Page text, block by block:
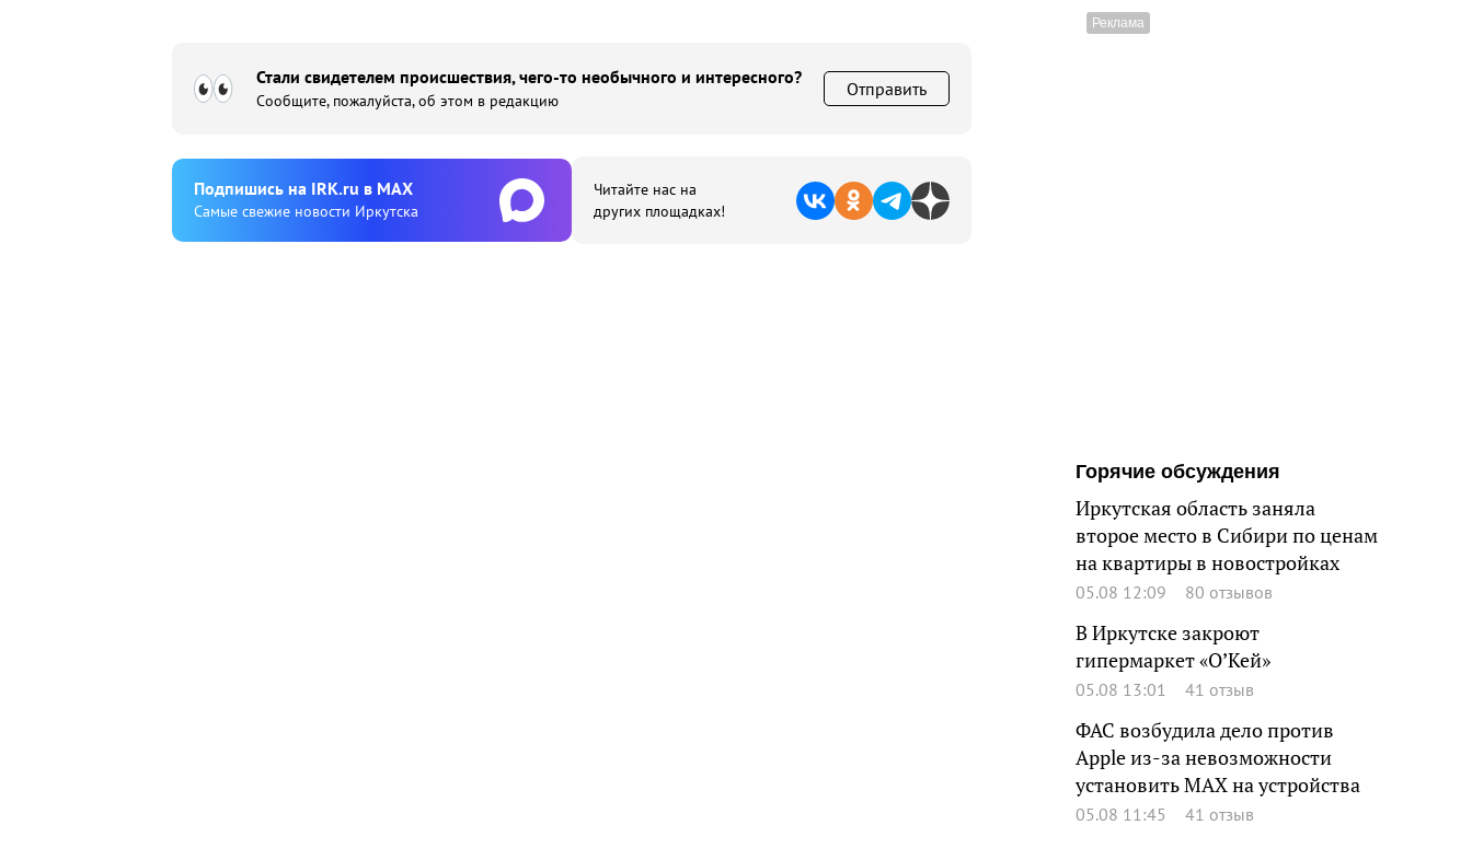
Стали свидетелем происшествия, чего-то необычного и интересного?
Сообщите, пожалуйста, об этом в редакцию
Отправить
Подпишиcь на IRK.ru в MAX
Cамые свежие новости Иркутска
Читайте нас на
других площадках!
Горячие обсуждения
Иркутская область заняла
второе место в Сибири по ценам
на квартиры в новостройках
05.08 12:09 80 отзывов
В Иркутске закроют
гипермаркет «О’Кей»
05.08 13:01 41 отзыв
ФАС возбудила дело против
Apple из-за невозможности
установить MAX на устройства
05.08 11:45 41 отзыв